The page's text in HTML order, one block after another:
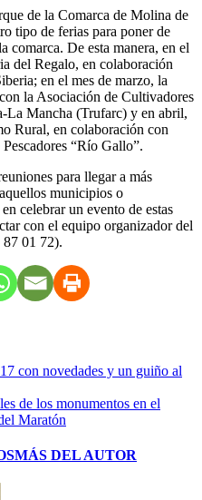
de la Comarca de Molina de
tipo de ferias para poner de
comarca. De esta manera, en el
del Regalo, en colaboración
en el mes de marzo, la
la Asociación de Cultivadores
La Mancha (Trufarc) y en abril,
Rural, en colaboración con
“Río Gallo”.
para llegar a más
municipios o
celebrar un evento de estas
con el equipo organizador del
01 72).
con novedades y un guiño al
de los monumentos en el
Maratón
MÁS DEL AUTOR